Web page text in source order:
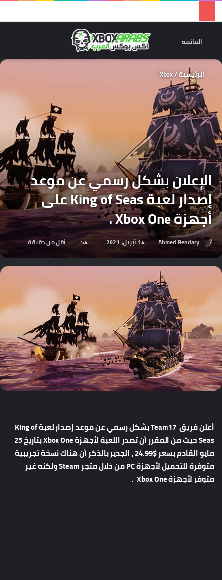
القائمة
الرئيسية/
Xbox
الإعلان بشكل رسمي عن موعد
إصدار لعبة King of Seas على
أجهزة Xbox One .
Ahmed Bendary 14 أبريل، 2021 54 أقل من دقيقة
أعلن فريق Team17 بشكل رسمي عن موعد إصدار لعبة King of
Seas حيث من المقرر أن تصدر اللعبة لأجهزة Xbox One بتاريخ 25
مايو القادم بسعر $24.99 ، الجدير بالذكر أن هناك نسخة تجريبية
متوفرة للتحميل لأجهزة PC من خلال متجر Steam ولكنه غير
متوفر لأجهزة Xbox One .